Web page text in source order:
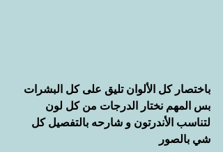
باختصار كل الألوان تليق على كل البشرات
بس المهم نختار الدرجات من كل لون
لتناسب الأندرتون و شارحه بالتفصيل كل
شي بالصور